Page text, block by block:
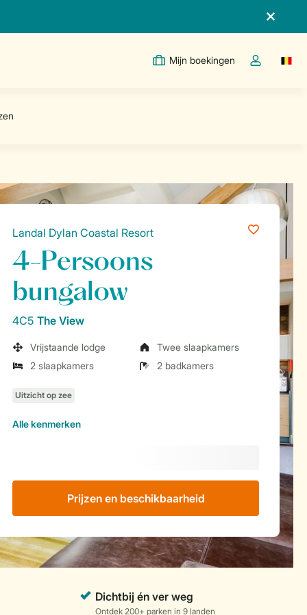
Mijn boekingen
Open de
Landal Dylan Coastal Resort
4-Persoons
bungalow
4C5 The View
Vrijstaande lodge
Twee slaapkamers
2 slaapkamers
2 badkamers
Allekenmerken
Prijzen en beschikbaarheid